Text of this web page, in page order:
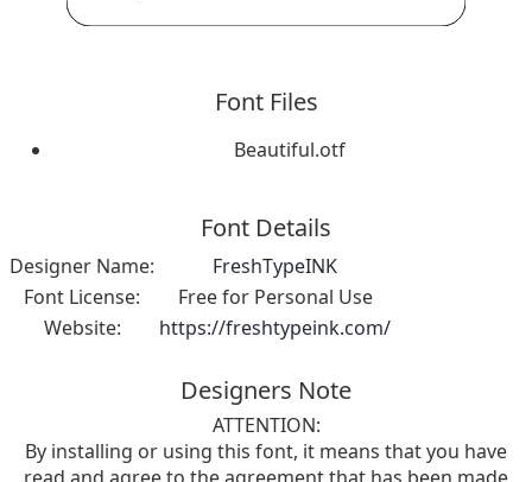
Font Files
Beautiful.otf
Font Details
Designer Name:
FreshTypeINK
Font License:
Free for Personal Use
Website:
https://freshtypeink.com/
Designers Note
ATTENTION:
By installing or using this font, it means that you have